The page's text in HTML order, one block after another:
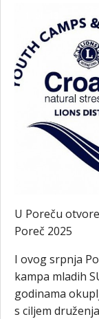
U Poreču
Poreč 2025
I ovog srpnja
kampa mladih
godinama
s ciljem